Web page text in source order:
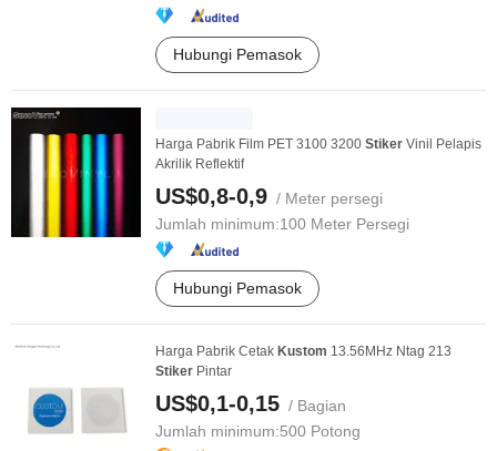
Hubungi Pemasok
Harga Pabrik Film PET 3100 3200 Stiker Vinil Pelapis
Akrilik Reflektif
US$0,8-0,9 / Meter persegi
Jumlah minimum:100 Meter Persegi
Hubungi Pemasok
Harga Pabrik Cetak Kustom 13.56MHz Ntag 213
Stiker Pintar
US$0,1-0,15 / Bagian
Jumlah minimum:500 Potong